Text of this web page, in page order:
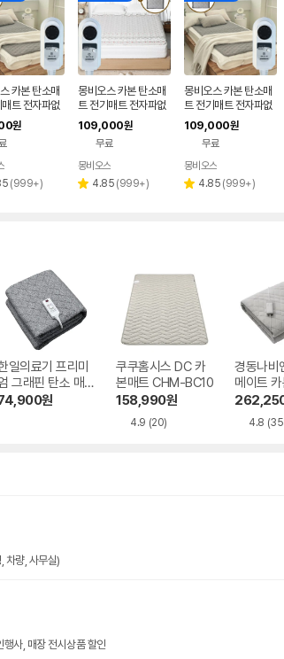
카본 탄소매
트 전자파없
온열매트 침
판 퀸, 150x
연그레이
원
리
(999+)
몽비오스 카본 탄소매
트 전기매트 전자파없
는 그래핀 온열매트 침
대 전기장판 킹(분리난
방), 160x200cm, 소
프트 베이지
109,000원
무료
몽비오스
별 4.85 리
(999+)
몽비오스 카본 탄소매
트 전기매트 전자파없
는 그래핀 온열매트 침
대 전기장판 킹(분리난
방), 160x200cm, 연
그레이
109,000원
무료
몽비오스
별 4.85 리
(999+)
일의료기 프리미
그래핀 탄소 매
원
쿠쿠홈시스 DC 카
본매트 CHM-BC10
158,990원
4.9 (20)
경동나비
메이트
트 패드
4.8
차량, 사무실)
사, 매장 전시상품 할인